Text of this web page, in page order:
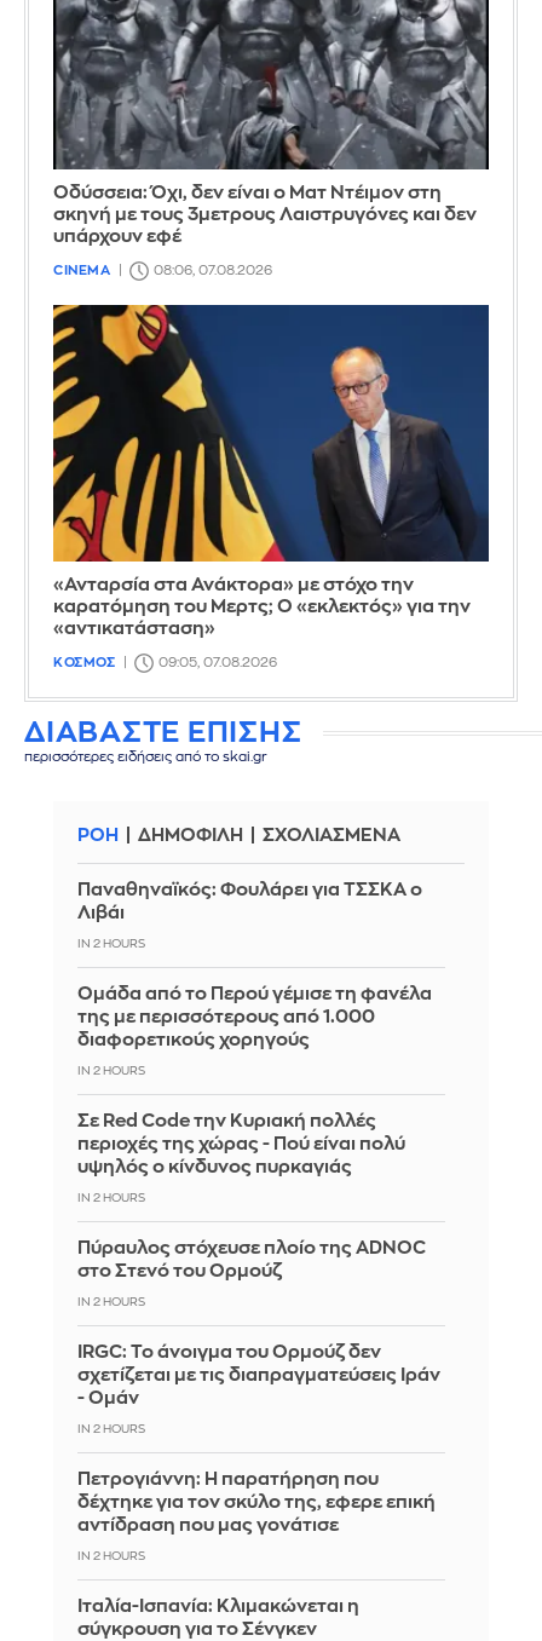
Οδύσσεια: Όχι, δεν είναι ο Ματ Ντέιμον στη
σκηνή με τους 3μετρους Λαιστρυγόνες και δεν
υπάρχουν εφέ
CINEMA 08:06, 07.08.2026
«Ανταρσία στα Ανάκτορα» με στόχο την
καρατόμηση του Μερτς; Ο «εκλεκτός» για την
«αντικατάσταση»
ΚΟΣΜΟΣ 09:05, 07.08.2026
ΔΙΑΒΑΣΤΕ ΕΠΙΣΗΣ
περισσότερες ειδήσεις από το skai.gr
ΡΟΗ ΔΗΜΟΦΙΛΗ ΣΧΟΛΙΑΣΜΕΝΑ
Παναθηναϊκός: Φουλάρει για ΤΣΣΚΑ ο
Λιβάι
IN 2 HOURS
Ομάδα από το Περού γέμισε τη φανέλα
της με περισσότερους από 1.000
διαφορετικούς χορηγούς
IN 2 HOURS
Σε Red Code την Κυριακή πολλές
περιοχές της χώρας - Πού είναι πολύ
υψηλός ο κίνδυνος πυρκαγιάς
IN 2 HOURS
Πύραυλος στόχευσε πλοίο της ADNOC
στο Στενό του Ορμούζ
IN 2 HOURS
IRGC: Το άνοιγμα του Ορμούζ δεν
σχετίζεται με τις διαπραγματεύσεις Ιράν
- Ομάν
IN 2 HOURS
Πετρογιάννη: Η παρατήρηση που
δέχτηκε για τον σκύλο της, εφερε επική
αντίδραση που μας γονάτισε
IN 2 HOURS
Ιταλία-Ισπανία: Κλιμακώνεται η
σύγκρουση για το Σένγκεν